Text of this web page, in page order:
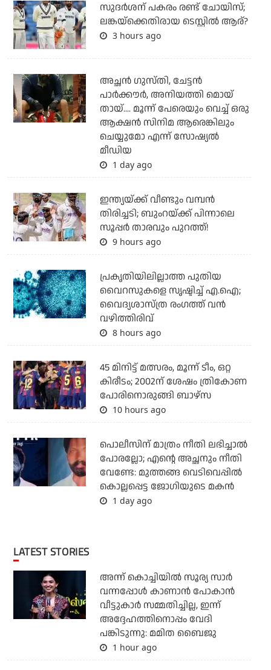
സുദര്‍ശന് പകരം രണ്ട് ചോയിസ്;
ലങ്കയ്‌ക്കെതിരായ ടെസ്റ്റില്‍ ആര്?
3 hours ago
അച്ഛന്‍ ഗുസ്തി, ചേട്ടന്‍
പാര്‍ക്കൗര്‍, അനിയത്തി മൊയ്
തായ്.... മൂന്ന് പേരെയും വെച്ച് ഒരു
ആക്ഷന്‍ സിനിമ ആരെങ്കിലും
ചെയ്യുമോ എന്ന് സോഷ്യല്‍
മീഡിയ
1 day ago
ഇന്ത്യയ്ക്ക് വീണ്ടും വമ്പന്‍
തിരിച്ചടി; ബുംറയ്ക്ക് പിന്നാലെ
സൂപ്പര്‍ താരവും പുറത്ത്!
9 hours ago
പ്രകൃതിയിലില്ലാത്ത പുതിയ
വൈറസുകളെ സൃഷ്ടിച്ച് എ.ഐ;
വൈദ്യശാസ്ത്ര രംഗത്ത് വന്‍
വഴിത്തിരിവ്
8 hours ago
45 മിനിട്ട് മത്സരം, മൂന്ന് ടീം, ഒറ്റ
കിരീടം; 2002ന് ശേഷം ത്രികോണ
പോരിനൊരുങ്ങി ബാഴ്‌സ
10 hours ago
പൊലീസിന് മാത്രം നീതി ലഭിച്ചാല്‍
പോരല്ലോ; എന്റെ അച്ഛനും നീതി
വേണ്ടേ: മുത്തങ്ങ വെടിവെപ്പില്‍
കൊല്ലപ്പെട്ട ജോഗിയുടെ മകന്‍
1 day ago
LATEST STORIES
അന്ന് കൊച്ചിയില്‍ സൂര്യ സാര്‍
വന്നപ്പോള്‍ കാണാന്‍ പോകാന്‍
വീട്ടുകാര്‍ സമ്മതിച്ചില്ല, ഇന്ന്
അദ്ദേഹത്തിനൊപ്പം വേദി
പങ്കിടുന്നു: മമിത ബൈജു
1 hour ago